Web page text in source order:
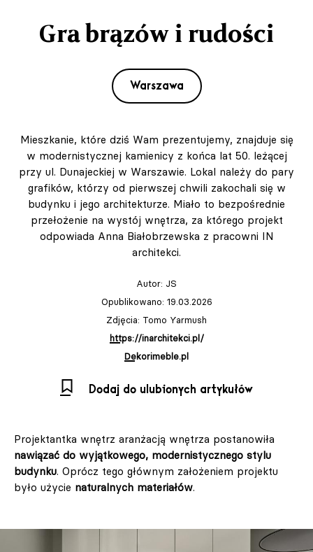
Gra brązów i rudości
Warszawa
Mieszkanie, które dziś Wam prezentujemy, znajduje się
w modernistycznej kamienicy z końca lat 50. leżącej
przy ul. Dunajeckiej w Warszawie. Lokal należy do pary
grafików, którzy od pierwszej chwili zakochali się w
budynku i jego architekturze. Miało to bezpośrednie
przełożenie na wystój wnętrza, za którego projekt
odpowiada Anna Białobrzewska z pracowni IN
architekci.
Autor: JS
Opublikowano: 19.03.2026
Zdjęcia: Tomo Yarmush
https://inarchitekci.pl/
Dekorimeble.pl
Dodaj do ulubionych artykułów
Projektantka wnętrz aranżacją wnętrza postanowiła
nawiązać do wyjątkowego, modernistycznego stylu
budynku. Oprócz tego głównym założeniem projektu
było użycie naturalnych materiałów.